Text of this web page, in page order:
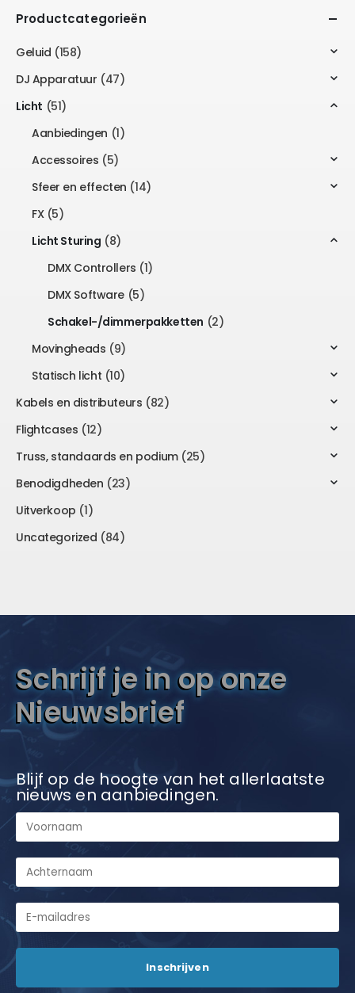
Productcategorieën
Geluid (158)
DJ Apparatuur (47)
Licht (51)
Aanbiedingen (1)
Accessoires (5)
Sfeer en effecten (14)
FX (5)
Licht Sturing (8)
DMX Controllers (1)
DMX Software (5)
Schakel-/dimmerpakketten (2)
Movingheads (9)
Statisch licht (10)
Kabels en distributeurs (82)
Flightcases (12)
Truss, standaards en podium (25)
Benodigdheden (23)
Uitverkoop (1)
Uncategorized (84)
Schrijf je in op onze
Nieuwsbrief
Blijf op de hoogte van het allerlaatste
nieuws en aanbiedingen.